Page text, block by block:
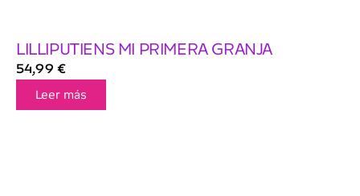
LILLIPUTIENS MI PRIMERA GRANJA
54,99 €
Leer más